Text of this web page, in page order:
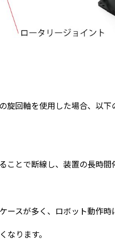
旋回軸を使用した場合、以
とで断線し、装置の長時間
ースが多く、ロボット動作
ります。